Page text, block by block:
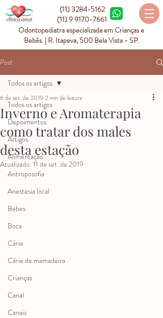
(11) 3284-5162
(11) 9 9170-7661
Odontopediatra especializada em Crianças e
Bebês. | R. Itapeva, 500 Bela Vista - SP.
Post
Todos os artigos
Depoimentos
Artigos
Alimentação
Antroposofia
Anestesia local
Bebes
Boca
Cárie
Cárie de mamadeira
Crianças
Canal
Canais
Todos os artigos
Inverno e Aromaterapia
como tratar dos males
desta estação
6 de set. de 2019 2 min de leitura
Atualizado: 11 de set. de 2019